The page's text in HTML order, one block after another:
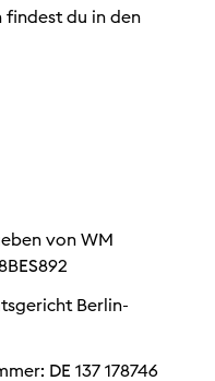
du in den
von WM
Berlin-
DE 137 178746